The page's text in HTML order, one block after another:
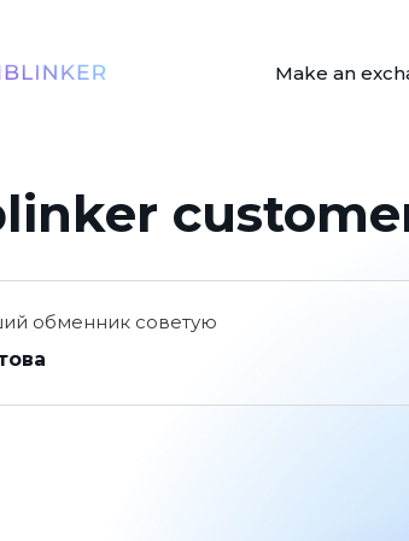
Make an
обменник советую